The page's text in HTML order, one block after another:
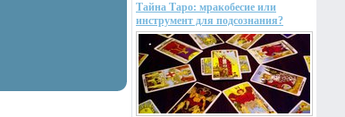
Тайна Таро: мракобесие или
инструмент для подсознания?